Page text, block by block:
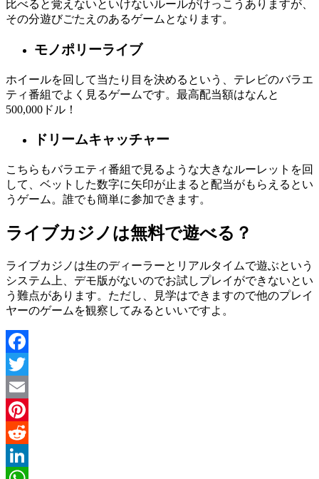
比べると覚えないといけないルールがけっこうありますが、
その分遊びごたえのあるゲームとなります。
モノポリーライブ
ホイールを回して当たり目を決めるという、テレビのバラエ
ティ番組でよく見るゲームです。最高配当額はなんと
500,000ドル！
ドリームキャッチャー
こちらもバラエティ番組で見るような大きなルーレットを回
して、ベットした数字に矢印が止まると配当がもらえるとい
うゲーム。誰でも簡単に参加できます。
ライブカジノは無料で遊べる？
ライブカジノは生のディーラーとリアルタイムで遊ぶという
システム上、デモ版がないのでお試しプレイができないとい
う難点があります。ただし、見学はできますので他のプレイ
ヤーのゲームを観察してみるといいですよ。
Facebook
Twitter
Email
Pinterest
Reddit